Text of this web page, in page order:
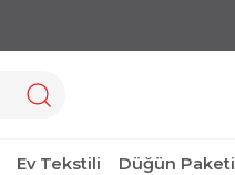
Ev Tekstili Düğün Paketi